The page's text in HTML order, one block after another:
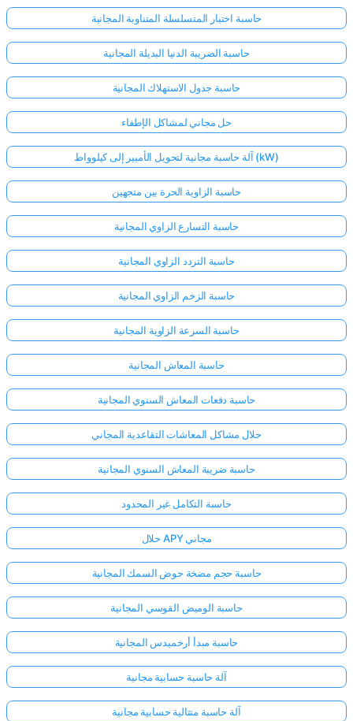
حاسبة اختبار المتسلسلة المتناوبة المجانية
حاسبة الضريبة الدنيا البديلة المجانية
حاسبة جدول الاستهلاك المجانية
حل مجاني لمشاكل الإطفاء
آلة حاسبة مجانية لتحويل الأمبير إلى كيلوواط (kW)
حاسبة الزاوية الحرة بين متجهين
حاسبة التسارع الزاوي المجانية
حاسبة التردد الزاوي المجانية
حاسبة الزخم الزاوي المجانية
حاسبة السرعة الزاوية المجانية
حاسبة المعاش المجانية
حاسبة دفعات المعاش السنوي المجانية
حلال مشاكل المعاشات التقاعدية المجاني
حاسبة ضريبة المعاش السنوي المجانية
حاسبة التكامل غير المحدود
حلال APY مجاني
حاسبة حجم مضخة حوض السمك المجانية
حاسبة الوميض القوسي المجانية
حاسبة مبدأ أرخميدس المجانية
آلة حاسبة حسابية مجانية
آلة حاسبة متتالية حسابية مجانية